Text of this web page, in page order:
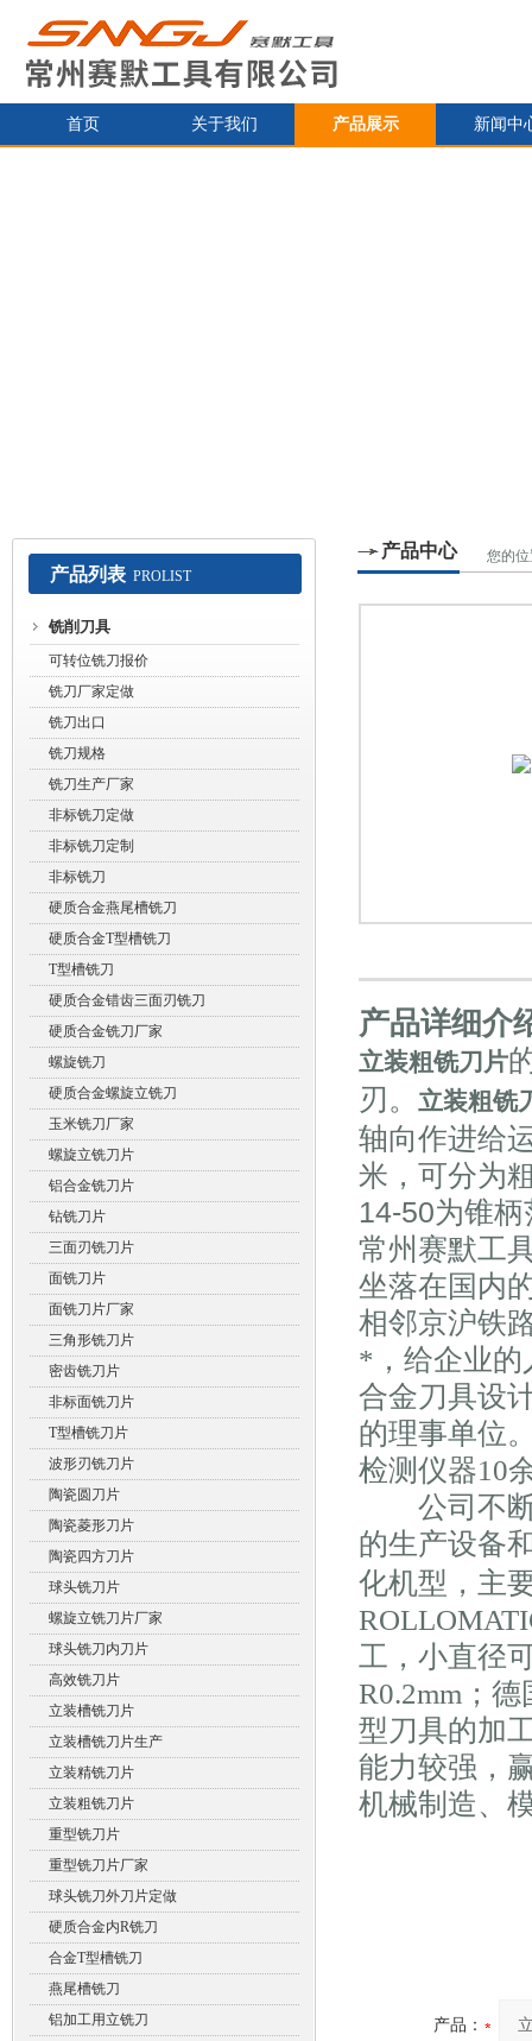
常州赛默工具有限公司
首页 关于我们 产品展示 新闻中
产品列表 PROLIST
铣削刀具
可转位铣刀报价
铣刀厂家定做
铣刀出口
铣刀规格
铣刀生产厂家
非标铣刀定做
非标铣刀定制
非标铣刀
硬质合金燕尾槽铣刀
硬质合金T型槽铣刀
T型槽铣刀
硬质合金错齿三面刃铣刀
硬质合金铣刀厂家
螺旋铣刀
硬质合金螺旋立铣刀
玉米铣刀厂家
螺旋立铣刀片
铝合金铣刀片
钻铣刀片
三面刃铣刀片
面铣刀片
面铣刀片厂家
三角形铣刀片
密齿铣刀片
非标面铣刀片
T型槽铣刀片
波形刃铣刀片
陶瓷圆刀片
陶瓷菱形刀片
陶瓷四方刀片
球头铣刀片
螺旋立铣刀片厂家
球头铣刀内刀片
高效铣刀片
立装槽铣刀片
立装槽铣刀片生产
立装精铣刀片
立装粗铣刀片
重型铣刀片
重型铣刀片厂家
球头铣刀外刀片定做
硬质合金内R铣刀
合金T型槽铣刀
燕尾槽铣刀
铝加工用立铣刀
产品中心 您的
产品详细介
立装粗铣刀片
刃。 立装粗铣
轴向作进给
米，可分为
14-50为锥柄
常州赛默工
坐落在国内
相邻京沪铁
*，给企业的
合金刀具设
的理事单位
检测仪器10
公司不断
的生产设备
化机型，主
工，小直径
R0.2mm；
型刀具的加
能力较强，
机械制造、
产品：